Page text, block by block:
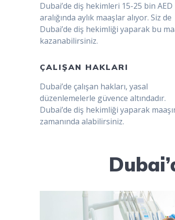
Dubai’de diş hekimleri 15-25 bin AED
aralığında aylık maaşlar alıyor. Siz de
Dubai’de diş hekimliği yaparak bu
kazanabilirsiniz.
ÇALIŞAN HAKLARI
Dubai’de çalışan hakları, yasal
düzenlemelerle güvence altındadır.
Dubai’de diş hekimliği yaparak
zamanında alabilirsiniz.